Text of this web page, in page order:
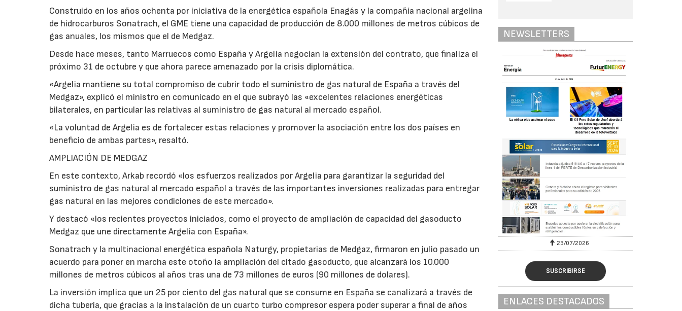
Construido en los años ochenta por iniciativa de la energética española Enagás y la compañía nacional argelina
de hidrocarburos Sonatrach, el GME tiene una capacidad de producción de 8.000 millones de metros cúbicos de
gas anuales, los mismos que el de Medgaz.
Desde hace meses, tanto Marruecos como España y Argelia negocian la extensión del contrato, que finaliza el
próximo 31 de octubre y que ahora parece amenazado por la crisis diplomática.
«Argelia mantiene su total compromiso de cubrir todo el suministro de gas natural de España a través del
Medgaz», explicó el ministro en comunicado en el que subrayó las «excelentes relaciones energéticas
bilaterales, en particular las relativas al suministro de gas natural al mercado español.
«La voluntad de Argelia es de fortalecer estas relaciones y promover la asociación entre los dos países en
beneficio de ambas partes», resaltó.
AMPLIACIÓN DE MEDGAZ
En este contexto, Arkab recordó «los esfuerzos realizados por Argelia para garantizar la seguridad del
suministro de gas natural al mercado español a través de las importantes inversiones realizadas para entregar
gas natural en las mejores condiciones de este mercado».
Y destacó «los recientes proyectos iniciados, como el proyecto de ampliación de capacidad del gasoducto
Medgaz que une directamente Argelia con España».
Sonatrach y la multinacional energética española Naturgy, propietarias de Medgaz, firmaron en julio pasado un
acuerdo para poner en marcha este otoño la ampliación del citado gasoducto, que alcanzará los 10.000
millones de metros cúbicos al años tras una de 73 millones de euros (90 millones de dolares).
La inversión implica que un 25 por ciento del gas natural que se consume en España se canalizará a través de
dicha tubería, que gracias a la instalación de un cuarto turbo compresor espera poder superar a final de años
NEWSLETTERS
23/07/2026
SUSCRIBIRSE
ENLACES DESTACADOS